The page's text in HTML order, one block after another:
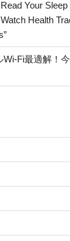
Your Sleep
Health
Wi-Fi最適解！